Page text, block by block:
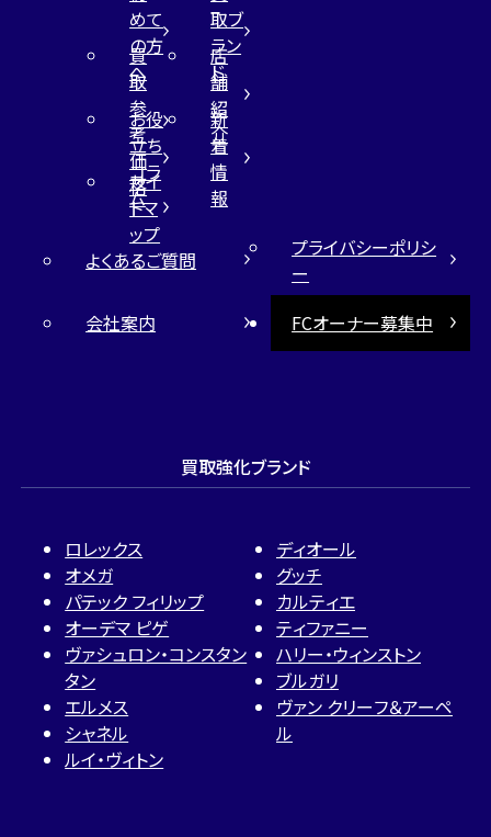
めて
の方
へ
取ブ
ラン
ド
買
取
参
考
価
格
店
舗
紹
介
お役
立ち
コラ
ム
新
着
情
報
サイ
トマ
ップ
よくあるご質問
プライバシーポリシ
ー
会社案内
FCオーナー募集中
買取強化ブランド
ロレックス
オメガ
パテック フィリップ
オーデマ ピゲ
ヴァシュロン・コンスタン
タン
エルメス
シャネル
ルイ・ヴィトン
ディオール
グッチ
カルティエ
ティファニー
ハリー・ウィンストン
ブルガリ
ヴァン クリーフ＆アーペ
ル